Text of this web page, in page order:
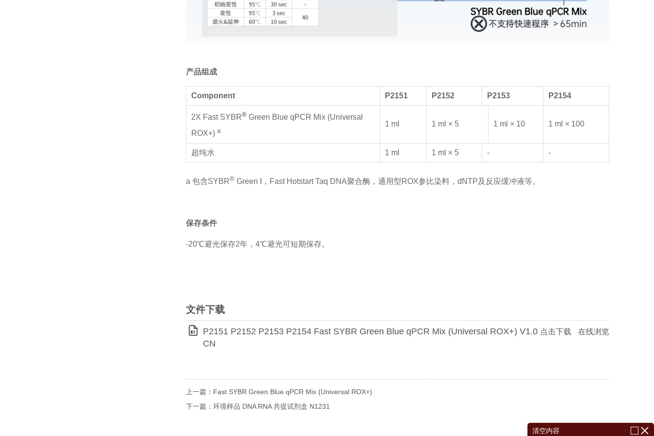
产品组成
Component P2151 P2152 P2153 P2154
2X Fast SYBR® Green Blue qPCR Mix (Universal
ROX+) a
1 ml 1 ml × 5 1 ml × 10 1 ml × 100
超纯水 1 ml 1 ml × 5 - -
a 包含SYBR® Green I，Fast Hotstart Taq DNA聚合酶，通用型ROX参比染料，dNTP及反应缓冲液等。
保存条件
-20℃避光保存2年，4℃避光可短期保存。
文件下载
P2151 P2152 P2153 P2154 Fast SYBR Green Blue qPCR Mix (Universal ROX+) V1.0
CN
点击下载 在线浏览
上一篇：Fast SYBR Green Blue qPCR Mix (Universal ROX+)
下一篇：环境样品 DNA RNA 共提试剂盒 N1231
清空内容